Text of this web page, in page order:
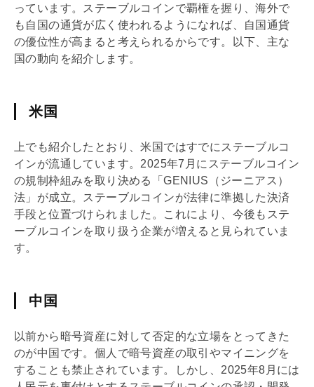
っています。ステーブルコインで覇権を握り、海外で
も自国の通貨が広く使われるようになれば、自国通貨
の優位性が高まると考えられるからです。以下、主な
国の動向を紹介します。
米国
上でも紹介したとおり、米国ではすでにステーブルコ
インが流通しています。2025年7月にステーブルコイン
の規制枠組みを取り決める「GENIUS（ジーニアス）
法」が成立。ステーブルコインが法律に準拠した決済
手段と位置づけられました。これにより、今後もステ
ーブルコインを取り扱う企業が増えると見られていま
す。
中国
以前から暗号資産に対して否定的な立場をとってきた
のが中国です。個人で暗号資産の取引やマイニングを
することも禁止されています。しかし、2025年8月には